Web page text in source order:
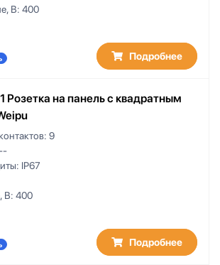
В: 400
Подробнее
Розетка на панель с квадратным
9
IP67
В:400
Подробнее